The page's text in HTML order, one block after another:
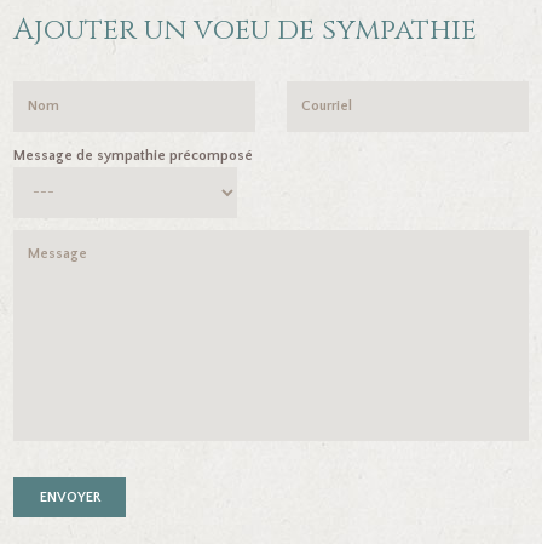
Ajouter un voeu de sympathie
Message de sympathie précomposé